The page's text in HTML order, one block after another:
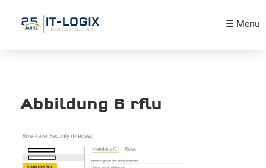
☰ Menu
Abbildung 6 rflu